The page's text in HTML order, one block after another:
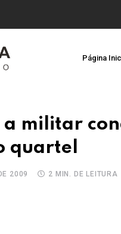
Página
militar
quartel
2009 2 MIN. DE LEITURA